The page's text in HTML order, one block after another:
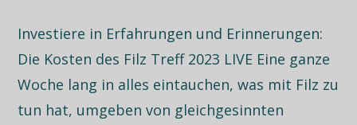
Investiere in Erfahrungen und Erinnerungen:
Die Kosten des Filz Treff 2023 LIVE Eine ganze
Woche lang in alles eintauchen, was mit Filz zu
tun hat, umgeben von gleichgesinnten